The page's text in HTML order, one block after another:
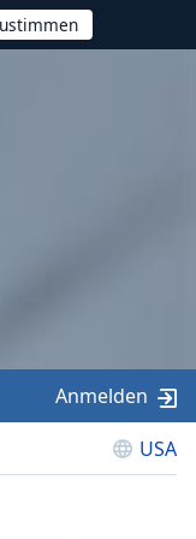
USA
Anmelden